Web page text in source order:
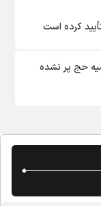
کرده است
حج پر نشده